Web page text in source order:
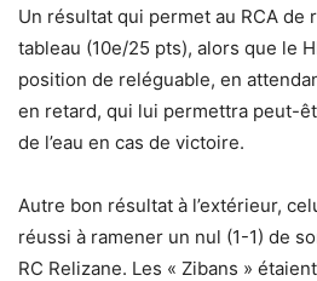
Un résultat qui permet au RCA de
tableau (10e/25 pts), alors que le
position de reléguable, en
en retard, qui lui permettra peut-
de l’eau en cas de victoire.
Autre bon résultat à l’extérieur,
réussi à ramener un nul (1-1) de
RC Relizane. Les « Zibans »